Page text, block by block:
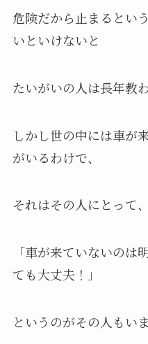
危険だから止まるとい
いといけないと
たいがいの人は長年教
しかし世の中には車が
がいるわけで、
それはその人にとって、
「車が来ていないのは
ても大丈夫！」
というのがその人もいま